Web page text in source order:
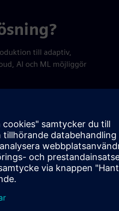
till adaptiv,
AI och ML möjliggör
och utnyttja
och komplexitet
integration, felsökning